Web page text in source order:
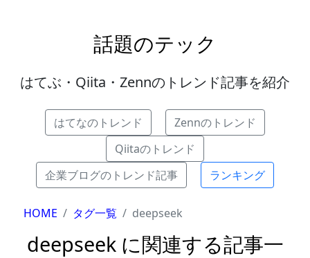
話題のテック
はてぶ・Qiita・Zennのトレンド記事を紹介
はてなのトレンド
Zennのトレンド
Qiitaのトレンド
企業ブログのトレンド記事
ランキング
HOME タグ一覧 deepseek
deepseek に関連する記事一